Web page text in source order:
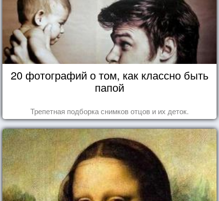
20 фотографий о том, как классно быть
папой
Трепетная подборка снимков отцов и их деток.